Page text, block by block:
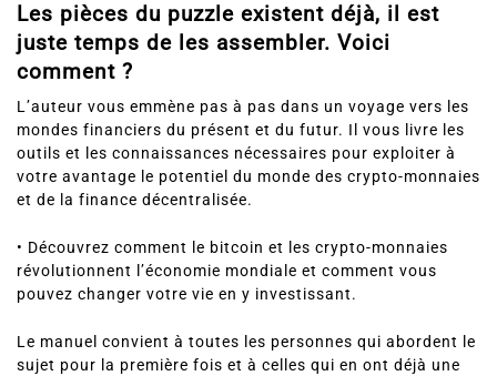
Les pièces du puzzle existent déjà, il est
juste temps de les assembler. Voici
comment ?
L’auteur vous emmène pas à pas dans un voyage vers les
mondes financiers du présent et du futur. Il vous livre les
outils et les connaissances nécessaires pour exploiter à
votre avantage le potentiel du monde des crypto-monnaies
et de la finance décentralisée.
• Découvrez comment le bitcoin et les crypto-monnaies
révolutionnent l’économie mondiale et comment vous
pouvez changer votre vie en y investissant.
Le manuel convient à toutes les personnes qui abordent le
sujet pour la première fois et à celles qui en ont déjà une